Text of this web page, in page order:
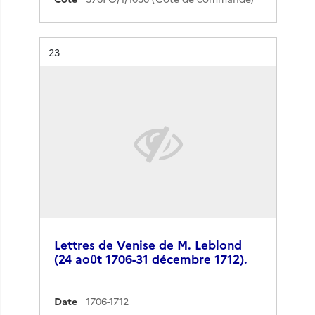
Résultat n°
23
Lettres de Venise de M. Leblond
(24 août 1706-31 décembre 1712).
Date 1706-1712